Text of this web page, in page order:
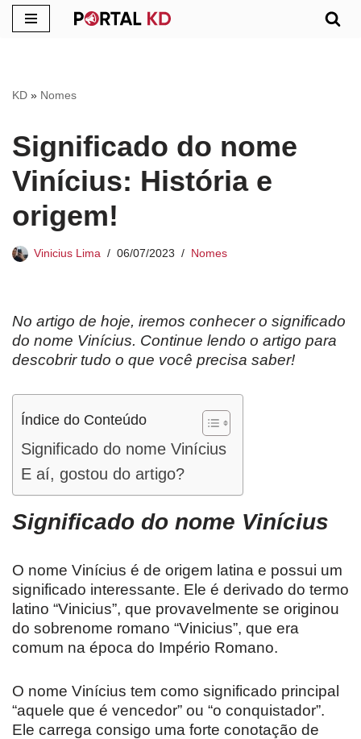
conteúdo
KD » Nomes
Significado do nome
Vinícius: História e
origem!
Vinicius Lima 06/07/2023 Nomes
No artigo de hoje, iremos conhecer o significado
do nome Vinícius. Continue lendo o artigo para
descobrir tudo o que você precisa saber!
Índice do Conteúdo
Significado do nome Vinícius
E aí, gostou do artigo?
Significado do nome Vinícius
O nome Vinícius é de origem latina e possui um
significado interessante. Ele é derivado do termo
latino “Vinicius”, que provavelmente se originou
do sobrenome romano “Vinicius”, que era
comum na época do Império Romano.
O nome Vinícius tem como significado principal
“aquele que é vencedor” ou “o conquistador”.
Ele carrega consigo uma forte conotação de